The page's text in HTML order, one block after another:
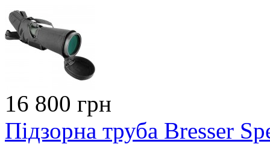
16 800 грн
Підзорна труба Bresser